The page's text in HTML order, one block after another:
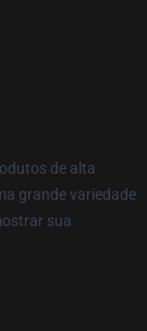
de alta
grande variedade
sua